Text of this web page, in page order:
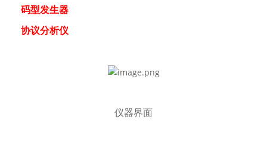
码型发生器
协议分析仪
仪器界面